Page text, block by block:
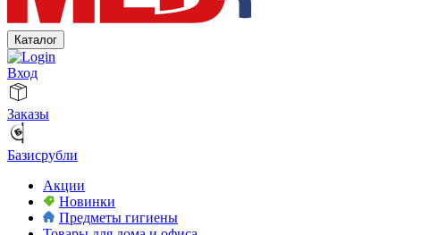
Каталог
Вход
Заказы
Базисрубли
Акции
Новинки
Предметы гигиены